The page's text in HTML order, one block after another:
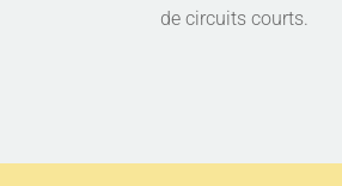
de circuits courts.